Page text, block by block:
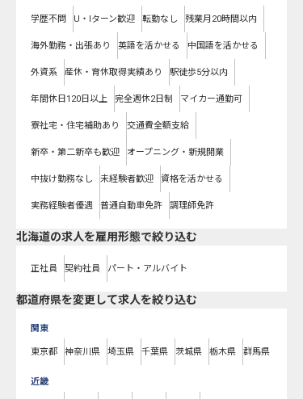
学歴不問 U・Iターン歓迎 転勤なし 残業月20時間以内
海外勤務・出張あり 英語を活かせる 中国語を活かせる
外資系 産休・育休取得実績あり 駅徒歩5分以内
年間休日120日以上 完全週休2日制 マイカー通勤可
寮社宅・住宅補助あり 交通費全額支給
新卒・第二新卒も歓迎 オープニング・新規開業
中抜け勤務なし 未経験者歓迎 資格を活かせる
実務経験者優遇 普通自動車免許 調理師免許
北海道の求人を雇用形態で絞り込む
正社員 契約社員 パート・アルバイト
都道府県を変更して求人を絞り込む
関東
東京都 神奈川県 埼玉県 千葉県 茨城県 栃木県 群馬県
近畿